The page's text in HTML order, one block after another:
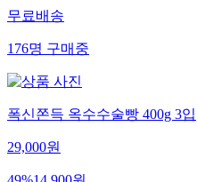
무료배송
176명구매중
폭신쫀득 옥수수술빵 400g 3입
29,000원